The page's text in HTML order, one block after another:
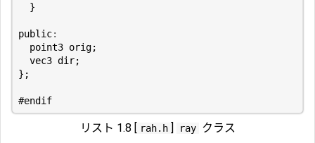
}
public:
point3 orig;
vec3 dir;
};
リスト 1.8 [ rah.h ] ray クラス